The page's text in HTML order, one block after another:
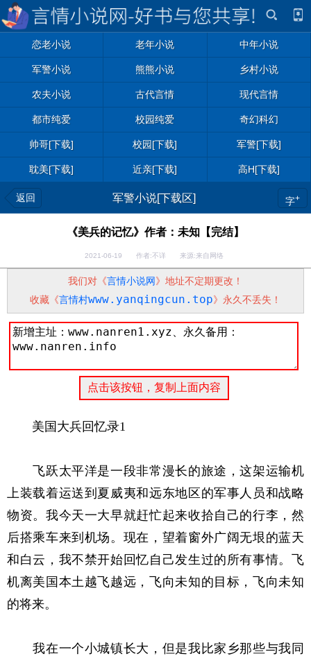
恋老小说 老年小说 中年小说
军警小说 熊熊小说 乡村小说
农夫小说 古代言情 现代言情
都市纯爱 校园纯爱 奇幻科幻
帅哥[下载] 校园[下载] 军警[下载]
耽美[下载] 近亲[下载] 高H[下载]
返回 军警小说[下载区] 字+
《美兵的记忆》作者：未知【完结】
2021-06-19 作者:不详 来源:来自网络
我们对《言情小说网》地址不定期更改！
收藏《言情村www.yanqingcun.top》永久不丢失！
美国大兵回忆录1
飞跃太平洋是一段非常漫长的旅途，这架运输机
上装载着运送到夏威夷和远东地区的军事人员和战略
物资。我今天一大早就赶忙起来收拾自己的行李，然
后搭乘车来到机场。现在，望着窗外广阔无垠的蓝天
和白云，我不禁开始回忆自己发生过的所有事情。飞
机离美国本土越飞越远，飞向未知的目标，飞向未知
的将来。
我在一个小城镇长大，但是我比家乡那些与我同